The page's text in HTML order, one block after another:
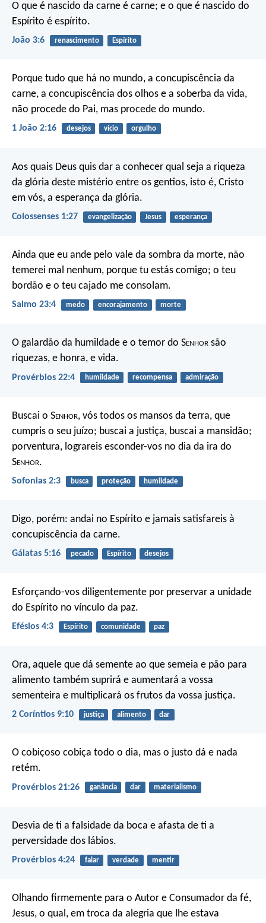
O que é nascido da carne é carne; e o que é nascido do
Espírito é espírito.
João 3:6 renascimento Espírito
Porque tudo que há no mundo, a concupiscência da
carne, a concupiscência dos olhos e a soberba da vida,
não procede do Pai, mas procede do mundo.
1 João 2:16 desejos vício orgulho
Aos quais Deus quis dar a conhecer qual seja a riqueza
da glória deste mistério entre os gentios, isto é, Cristo
em vós, a esperança da glória.
Colossenses 1:27 evangelização Jesus esperança
Ainda que eu ande pelo vale da sombra da morte, não
temerei mal nenhum, porque tu estás comigo; o teu
bordão e o teu cajado me consolam.
Salmo 23:4 medo encorajamento morte
O galardão da humildade e o temor do Senhor são
riquezas, e honra, e vida.
Provérbios 22:4 humildade recompensa admiração
Buscai o Senhor, vós todos os mansos da terra, que
cumpris o seu juízo; buscai a justiça, buscai a mansidão;
porventura, lograreis esconder-vos no dia da ira do
Senhor.
Sofonias 2:3 busca proteção humildade
Digo, porém: andai no Espírito e jamais satisfareis à
concupiscência da carne.
Gálatas 5:16 pecado Espírito desejos
Esforçando-vos diligentemente por preservar a unidade
do Espírito no vínculo da paz.
Efésios 4:3 Espírito comunidade paz
Ora, aquele que dá semente ao que semeia e pão para
alimento também suprirá e aumentará a vossa
sementeira e multiplicará os frutos da vossa justiça.
2 Coríntios 9:10 justiça alimento dar
O cobiçoso cobiça todo o dia, mas o justo dá e nada
retém.
Provérbios 21:26 ganância dar materialismo
Desvia de ti a falsidade da boca e afasta de ti a
perversidade dos lábios.
Provérbios 4:24 falar verdade mentir
Olhando firmemente para o Autor e Consumador da fé,
Jesus, o qual, em troca da alegria que lhe estava